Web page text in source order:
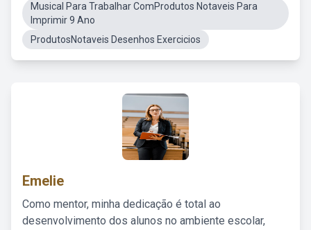
Musical Para Trabalhar ComProdutos Notaveis Para
Imprimir 9 Ano
ProdutosNotaveis Desenhos Exercicios
Emelie
Como mentor, minha dedicação é total ao
desenvolvimento dos alunos no ambiente escolar,